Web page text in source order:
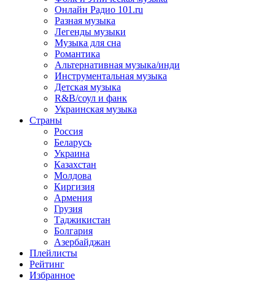
Онлайн Радио 101.ru
Разная музыка
Легенды музыки
Музыка для сна
Романтика
Альтернативная музыка/инди
Инструментальная музыка
Детская музыка
R&B/cоул и фанк
Украинская музыка
Страны
Россия
Беларусь
Украина
Казахстан
Молдова
Киргизия
Армения
Грузия
Таджикистан
Болгария
Азербайджан
Плейлисты
Рейтинг
Избранное